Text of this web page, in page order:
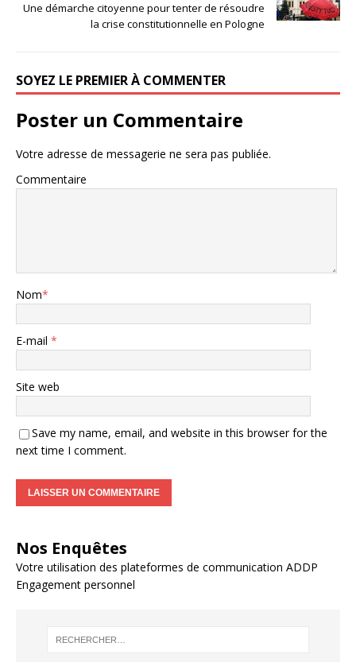
Une démarche citoyenne pour tenter de résoudre
la crise constitutionnelle en Pologne
SOYEZ LE PREMIER À COMMENTER
Poster un Commentaire
Votre adresse de messagerie ne sera pas publiée.
Commentaire
Nom*
E-mail *
Site web
Save my name, email, and website in this browser for the
next time I comment.
Nos Enquêtes
Votre utilisation des plateformes de communication ADDP
Engagement personnel